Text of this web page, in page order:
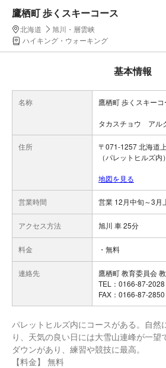
鷹栖町 歩くスキーコース
北海道
旭川・層雲峡
ハイキング・ウォーキング
基本情報
名称 鷹栖町 歩くスキーコ
タカスチョウ アル
住所
〒071-1257 北海道
（パレットヒルズ内）
地図を見る
営業時間 営業 12月中旬～3月
アクセス方法 旭川 車 25分
料金 ・無料
連絡先
鷹栖町 教育委員会
TEL：0166-87-2028
FAX：0166-87-2850
パレットヒルズ内にコースがある。自然
り、天気の良い日には大雪山連峰が一望
ダウンがあり、練習や競技に最高。
【料金】 無料